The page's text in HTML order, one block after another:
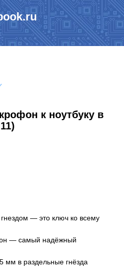
к ноутбуку в
— это ключ ко всему
— самый надёжный
в раздельные гнёзда